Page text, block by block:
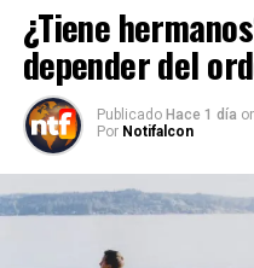
¿Tiene
depender del
Publicado Hace 1 día
Por Notifalcon